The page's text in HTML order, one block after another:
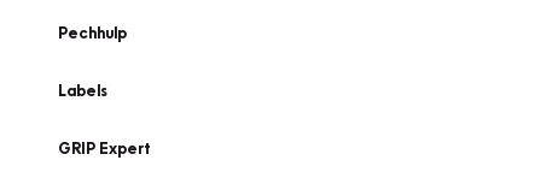
Pechhulp
Labels
GRIP Expert